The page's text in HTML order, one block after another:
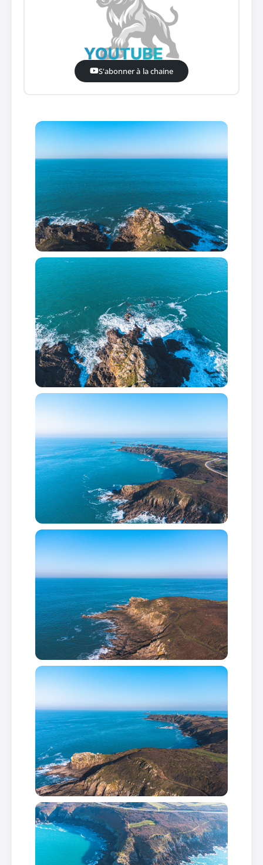
S'abonner à la chaine